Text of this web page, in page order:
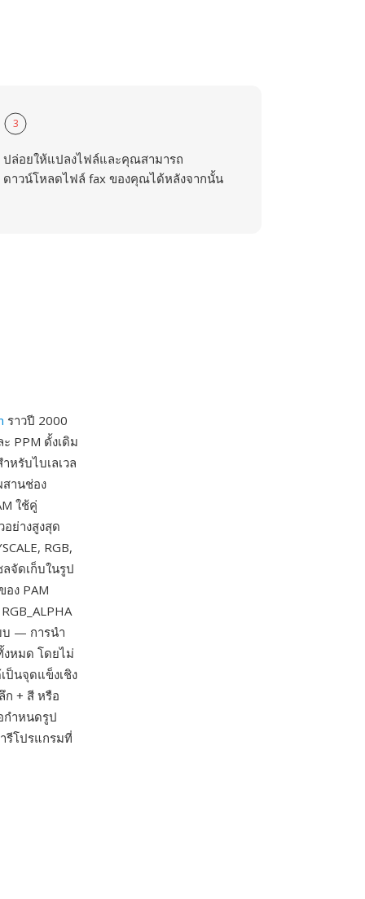
3
ปล่อยให้แปลงไฟล์และคุณสามารถ
ดาวน์โหลดไฟล์ fax ของคุณได้หลังจากนั้น
ราวปี 2000
PPM ดั้งเดิม
รับไบเลเวล
สานช่อง
ใช้คู่
ย่างสูงสุด
RGB,
ลจัดเก็บในรูป
ง PAM
บ — การนำ
งหมด โดยไม่
ป็นจุดแข็งเชิง
+ สี หรือ
กำหนดรูป
รีโปรแกรมที่